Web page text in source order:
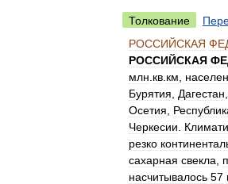
Толкование
РОССИЙСКАЯ
РОССИЙСКАЯ
млн кв км
Бурятия
Дагестан
Осетия
Черкесии
резко
сахарная свекла
насчитывалось 57